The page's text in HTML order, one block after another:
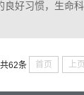
好习惯，生命
共62条 首页 上页